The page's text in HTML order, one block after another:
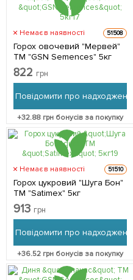
Немає в наявності 51508
Горох овочевий "Мервей"
ТМ "GSN Semences" 5кг
822 грн
Повідомити про надходження
+32.88 грн бонусів за покупку
Немає в наявності 51510
Горох цукровий "Шуга Бон"
ТМ "Satimex" 5кг
913 грн
Повідомити про надходження
+36.52грн бонусів за покупку